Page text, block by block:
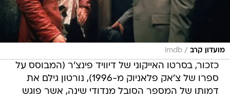
מועדון קרב /
imdb
כזכור, בסרטו האייקוני של דיוויד פינצ'ר (המבוסס על
ספרו של צ'אק פלאניוק מ-1996), נורטון גילם את
דמותו של המספר הסובל מנדודי שינה, אשר פוגש